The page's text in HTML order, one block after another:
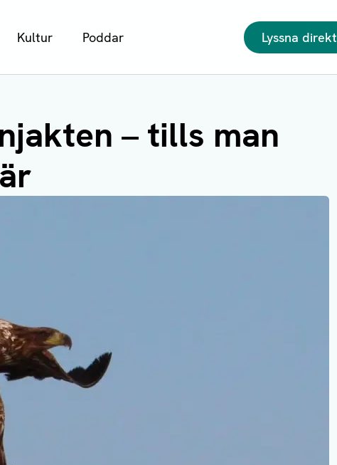
Kultur Poddar
Lyssna direkt
– tills man